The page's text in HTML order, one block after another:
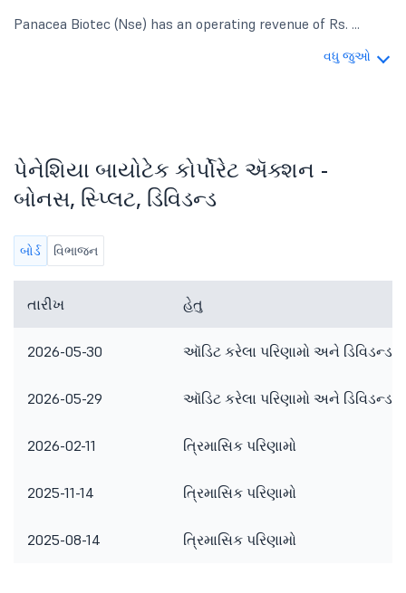
Panacea Biotec (Nse) has an operating revenue of Rs. ...
વધુ જુઓ
પેનેશિયા બાયોટેક કોર્પોરેટ ઍક્શન -
બોનસ, સ્પ્લિટ, ડિવિડન્ડ
બોર્ડ વિભાજન
તારીખ હેતુ
2026-05-30 ઑડિટ કરેલા પરિણામો અને ડિવિડન્ડ
2026-05-29 ઑડિટ કરેલા પરિણામો અને ડિવિડન્ડ
2026-02-11 ત્રિમાસિક પરિણામો
2025-11-14 ત્રિમાસિક પરિણામો
2025-08-14 ત્રિમાસિક પરિણામો